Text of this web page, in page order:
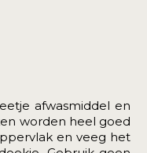
afwasmiddel en
worden heel goed
en veeg het